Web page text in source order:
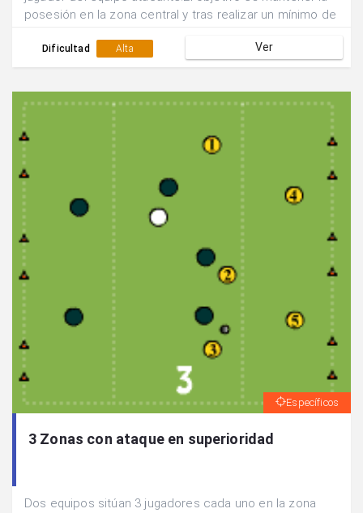
posesión en la zona central y tras realizar un mínimo de
balón y se efectúe un tiro desde fuera del área por
parte de uno de los centrocampistas.
Dificultad Alta Ver
Específicos
3 Zonas con ataque en superioridad
Dos equipos sitúan 3 jugadores cada uno en la zona